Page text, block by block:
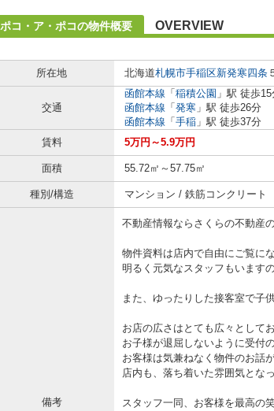
ポコ・ア・ポコの物件概要 OVERVIEW
所在地
北海道札幌市手稲区新発寒四条
交通
函館本線 「 稲積公園 」駅 徒歩15
函館本線 「 発寒 」駅 徒歩26分
函館本線 「 手稲 」駅 徒歩37分
賃料
5万円～5.9万円
面積 55.72㎡～57.75㎡
種別/構造 マンション / 鉄筋コンクリート
備考
不動産情報ならさくらの不動産
物件資料は店内で自由にご覧に
明るく元気なスタッフもいます
また、ゆったりした接客室で子
お店の広さはとても広々としてお
お子様が退屈しないように受付
お客様は気兼ねなく物件のお話
店内も、落ち着いた雰囲気とな
スタッフ一同、お客様を最高の